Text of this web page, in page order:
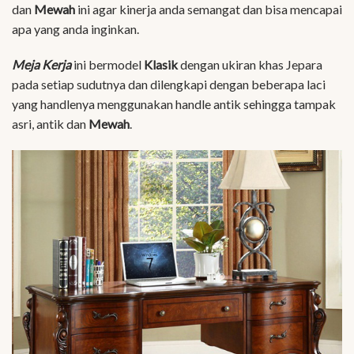
dan Mewah ini agar kinerja anda semangat dan bisa mencapai
apa yang anda inginkan.
Meja Kerjaini bermodel Klasikdengan ukiran khas Jepara
pada setiap sudutnya dan dilengkapi dengan beberapa laci
yang handlenya menggunakan handle antik sehingga tampak
asri, antik dan Mewah.